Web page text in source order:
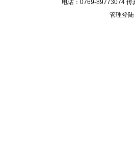
电话：0769-89773074 传
管理登陆